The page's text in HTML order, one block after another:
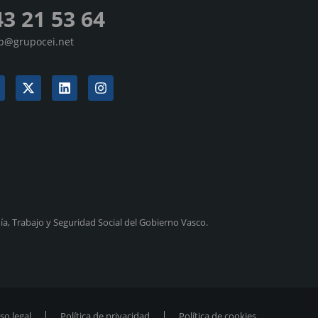
21 53 64
Trabajo y Seguridad Social del Gobierno Vasco.